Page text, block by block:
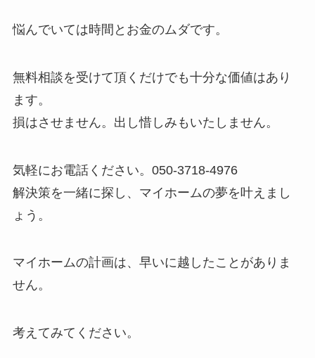
悩んでいては時間とお金のムダです。
無料相談を受けて頂くだけでも十分な価値はあり
ます。
損はさせません。出し惜しみもいたしません。
気軽にお電話ください。050-3718-4976
解決策を一緒に探し、マイホームの夢を叶えまし
ょう。
マイホームの計画は、早いに越したことがありま
せん。
考えてみてください。